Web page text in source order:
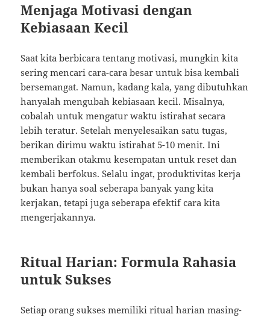
Menjaga Motivasi dengan
Kebiasaan Kecil
Saat kita berbicara tentang motivasi, mungkin kita
sering mencari cara-cara besar untuk bisa kembali
bersemangat. Namun, kadang kala, yang dibutuhkan
hanyalah mengubah kebiasaan kecil. Misalnya,
cobalah untuk mengatur waktu istirahat secara
lebih teratur. Setelah menyelesaikan satu tugas,
berikan dirimu waktu istirahat 5-10 menit. Ini
memberikan otakmu kesempatan untuk reset dan
kembali berfokus. Selalu ingat, produktivitas kerja
bukan hanya soal seberapa banyak yang kita
kerjakan, tetapi juga seberapa efektif cara kita
mengerjakannya.
Ritual Harian: Formula Rahasia
untuk Sukses
Setiap orang sukses memiliki ritual harian masing-